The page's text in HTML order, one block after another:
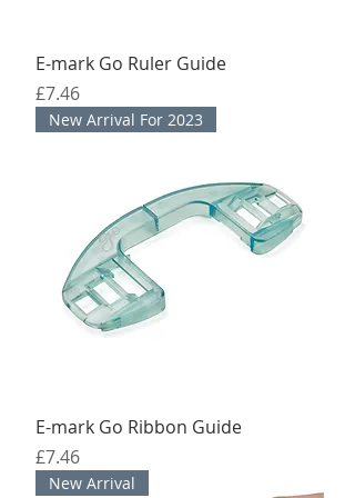
E-mark Go Ruler Guide
मूल्य
£7.46
New Arrival For 2023
E-mark Go Ribbon Guide
मूल्य
£7.46
New Arrival